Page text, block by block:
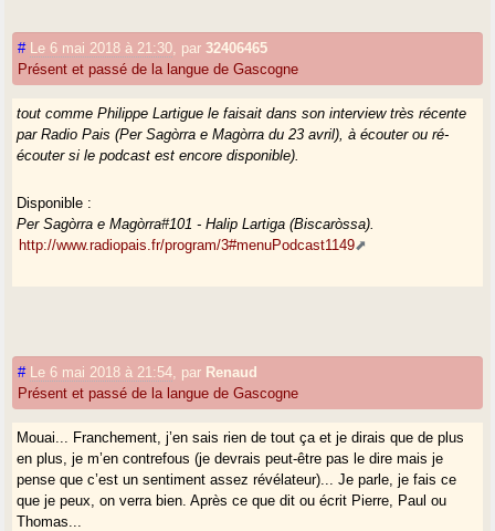
similaire au nôtre quoiqu’avec une langue à peu près
éteinte dès la fin du XVIIIè siècle. Or éteint, le gascon
ne l’est toujours pas alors que ce devrait déjà être le
de personnes avec qui on peut encore parler gascon
sans réticence de leur part (vous le savez, cette
réticence a longtemps été un obstacle assez radical)
être, que vous ne le pensez, vivant depuis longtemps
loin de nos terres.
beaucoup et je préfèrerais me réinvestir dans le latin
voire à apprendre grec, hébreu ou syriaque !
# Le 6 mai 2018 à 21:30 par32406465
Présent et passé de la langue de Gascogne
tout comme Philippe Lartigue le faisait dans son interview très récente
par Radio Pais (Per Sagòrra e Magòrra du 23 avril), à écouter ou ré-
écouter si le podcast est encore disponible).
Disponible :
Per Sagòrra e Magòrra#101 - Halip Lartiga (Biscaròssa).
http://www.radiopais.fr/program/3#menuPodcast1149
# Le 6 mai 2018 à 21:54 par Renaud
Présent et passé de la langue de Gascogne
Mouai... Franchement, j’en sais rien de tout ça et je dirais que de plus
en plus, je m’en contrefous (je devrais peut-être pas le dire mais je
pense que c’est un sentiment assez révélateur)... Je parle, je fais ce
que je peux, on verra bien. Après ce que dit ou écrit Pierre, Paul ou
Thomas...